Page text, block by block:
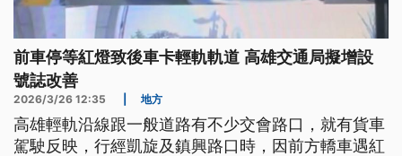
前車停等紅燈致後車卡輕軌軌道 高雄交通局擬增設
號誌改善
2026/3/26 12:35 地方
高雄輕軌沿線跟一般道路有不少交會路口，就有貨車
駕駛反映，行經凱旋及鎮興路口時，因前方轎車遇紅